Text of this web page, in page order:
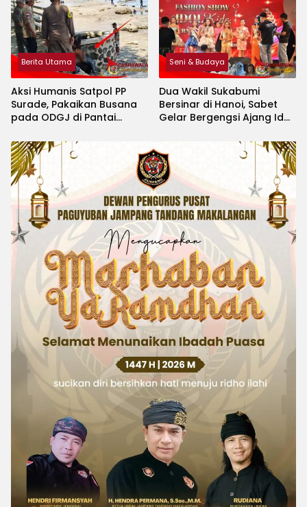
Berita Utama
Aksi Humanis Satpol PP
Surade, Pakaikan Busana
pada ODGJ di Pantai
Seni & Budaya
Dua Wakil Sukabumi
Bersinar di Hanoi, Sabet
Gelar Bergengsi Ajang Idol